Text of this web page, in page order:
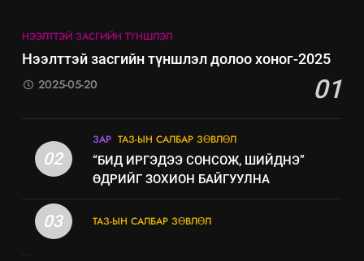
Мэдээлэл хариуцагчийн
явуулж байгаа үйл ажиллагаа,
технологийн хүн, мал, амьтны
эрүүл мэнд, байгаль орчинд
үзүүлэх буюу үзүүлж байгаа
мэдээлэл
НЭЭЛТТЭЙ ЗАСГИЙН ТҮНШЛЭЛ
Нээлттэй засгийн түншлэл долоо хоног-2025
01
2025-05-20
02
ЗАР ТАЗ-ЫН САЛБАР ЗӨВЛӨЛ
“БИД ИРГЭДЭЭ СОНСОЖ, ШИЙДНЭ”
ӨДРИЙГ ЗОХИОН БАЙГУУЛНА
03 ТАЗ-ЫН САЛБАР ЗӨВЛӨЛ
. .